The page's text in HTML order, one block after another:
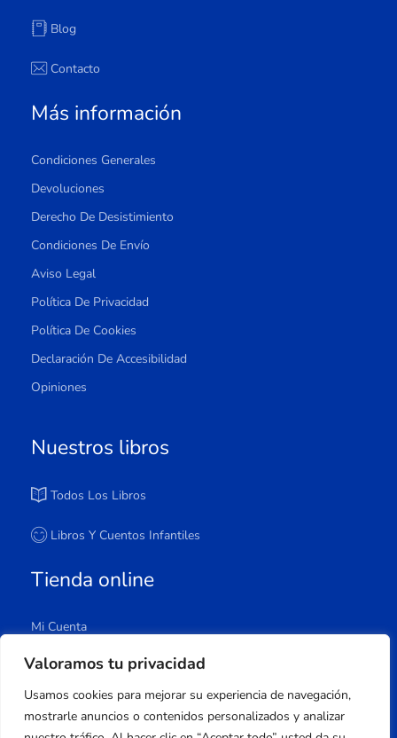
Valoramos tu privacidad
Usamos cookies para mejorar su experiencia de navegación,
mostrarle anuncios o contenidos personalizados y analizar
Blog
Contacto
Más información
Condiciones Generales
Devoluciones
Derecho De Desistimiento
Condiciones De Envío
Aviso Legal
Política De Privacidad
Política De Cookies
Declaración De Accesibilidad
Opiniones
Nuestros libros
Todos Los Libros
Libros Y Cuentos Infantiles
Tienda online
Mi Cuenta
Carrito
Lista De Deseos